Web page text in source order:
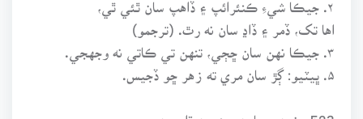
اها تک، ڏمر ۽ ڏاڍ سان نه رٿ. (ترجمو)
523- نون ميهارن مينهون ڌاريون،